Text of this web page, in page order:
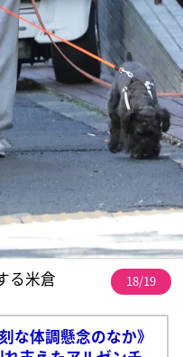
る米倉 18/19
な体調懸念のなか》